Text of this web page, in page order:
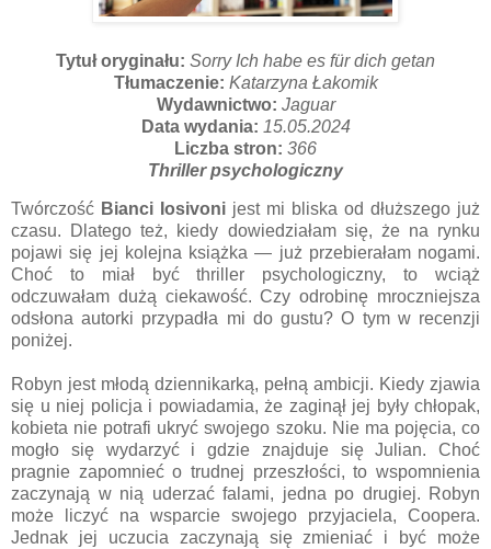
Tytuł oryginału: Sorry Ich habe es für dich getan
Tłumaczenie: Katarzyna Łakomik
Wydawnictwo: Jaguar
Data wydania: 15.05.2024
Liczba stron: 366
Thriller psychologiczny
Twórczość Bianci Iosivoni jest mi bliska od dłuższego już
czasu. Dlatego też, kiedy dowiedziałam się, że na rynku
pojawi się jej kolejna książka — już przebierałam nogami.
Choć to miał być thriller psychologiczny, to wciąż
odczuwałam dużą ciekawość. Czy odrobinę mroczniejsza
odsłona autorki przypadła mi do gustu? O tym w recenzji
poniżej.
Robyn jest młodą dziennikarką, pełną ambicji. Kiedy zjawia
się u niej policja i powiadamia, że zaginął jej były chłopak,
kobieta nie potrafi ukryć swojego szoku. Nie ma pojęcia, co
mogło się wydarzyć i gdzie znajduje się Julian. Choć
pragnie zapomnieć o trudnej przeszłości, to wspomnienia
zaczynają w nią uderzać falami, jedna po drugiej. Robyn
może liczyć na wsparcie swojego przyjaciela, Coopera.
Jednak jej uczucia zaczynają się zmieniać i być może